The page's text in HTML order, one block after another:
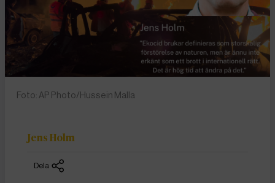
Foto: AP Photo/Hussein Malla
Jens Holm
Dela